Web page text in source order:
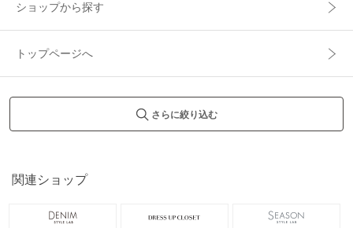
ショップから探す
トップページへ
さらに絞り込む
関連ショップ